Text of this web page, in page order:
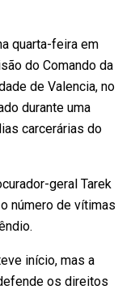
quarta-feira em
do Comando da
de Valencia, no
durante uma
carcerárias do
geral Tarek
número de vítimas
início, mas a
os direitos